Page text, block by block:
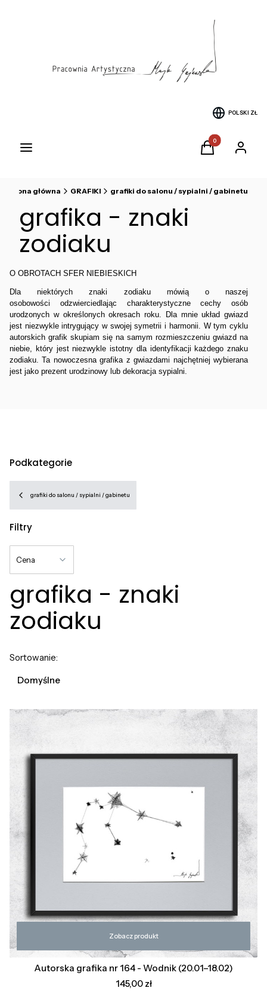
POLSKI ZŁ
Menu Produkty w
Koszyk Zaloguj
Strona główna GRAFIKI grafiki do salonu / sypialni / gabinetu
grafika - znaki
zodiaku
O OBROTACH SFER NIEBIESKICH
Dla niektórych znaki zodiaku mówią o naszej
osobowości odzwierciedlając charakterystyczne cechy osób
urodzonych w określonych okresach roku. Dla mnie układ gwiazd
jest niezwykle intrygujący w swojej symetrii i harmonii. W tym cyklu
autorskich grafik skupiam się na samym rozmieszczeniu gwiazd na
niebie, który jest niezwykle istotny dla identyfikacji każdego znaku
zodiaku. Ta nowoczesna grafika z gwiazdami najchętniej wybierana
jest jako prezent urodzinowy lub dekoracja sypialni.
Podkategorie
grafiki do salonu / sypialni / gabinetu
Filtry
Cena
Koniec filtrów
grafika - znaki
zodiaku
Lista produktów
Sortowanie:
Domyślne
Zobacz produkt
Autorska grafika nr 164 - Wodnik (20.01–18.02)
Cena
145,00 zł